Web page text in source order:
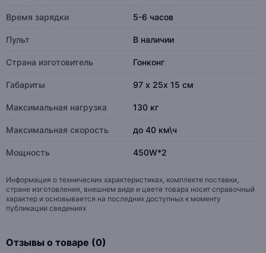
Время зарядки 5-6 часов
Пульт В наличии
Страна изготовитель Гонконг
Габариты 97 х 25х 15 см
Максимальная нагрузка 130 кг
Максимальная скорость до 40 км\ч
Мощность 450W*2
Информация о технических характеристиках, комплекте поставки,
стране изготовления, внешнем виде и цвете товара носит справочный
характер и основывается на последних доступных к моменту
публикации сведениях
Отзывы о товаре (0)